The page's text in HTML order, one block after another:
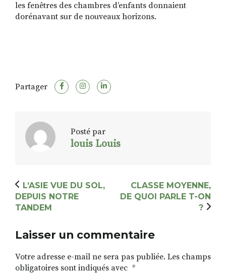
les fenêtres des chambres d’enfants donnaient
dorénavant sur de nouveaux horizons.
Partager
Posté par
louis Louis
L’ASIE VUE DU SOL,
DEPUIS NOTRE
TANDEM
CLASSE MOYENNE,
DE QUOI PARLE T-ON
?
Laisser un commentaire
Votre adresse e-mail ne sera pas publiée. Les champs
obligatoires sont indiqués avec *